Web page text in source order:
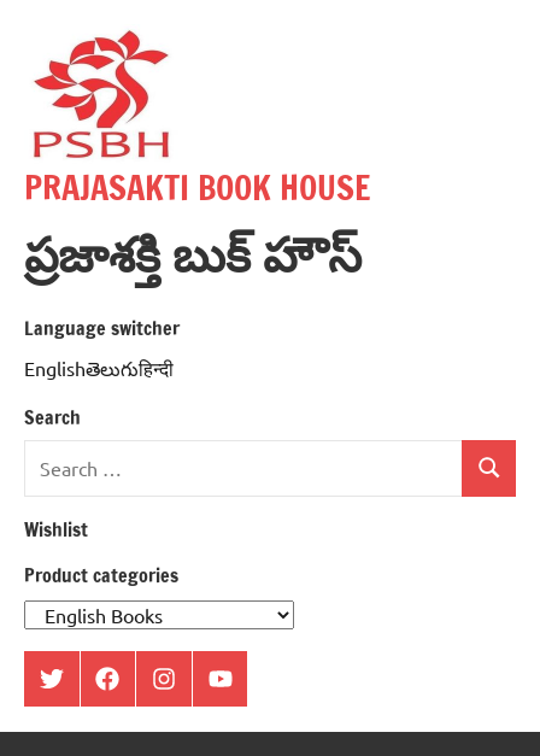
content
PRAJASAKTI BOOK HOUSE
ప్రజాశక్తి బుక్ హౌస్
Language switcher
Englishతెలుగుहिन्दी
Search
Search
for:
Search
Wishlist
Product categories
ట్విట్టర్
ఫేస్
బుక్
ఇంస్టాగ్రామ్యూట్యూబ్